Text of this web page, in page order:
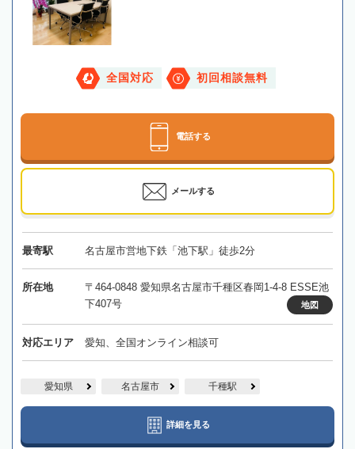
全国対応 初回相談無料
電話する
メールする
最寄駅 名古屋市営地下鉄「池下駅」徒歩2分
所在地
〒464-0848 愛知県名古屋市千種区春岡1-4-8 ESSE池
下407号
地図
対応エリア 愛知、全国オンライン相談可
愛知県 名古屋市 千種駅
詳細を見る